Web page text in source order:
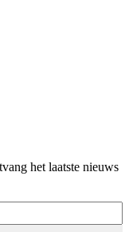
het laatste nieuws